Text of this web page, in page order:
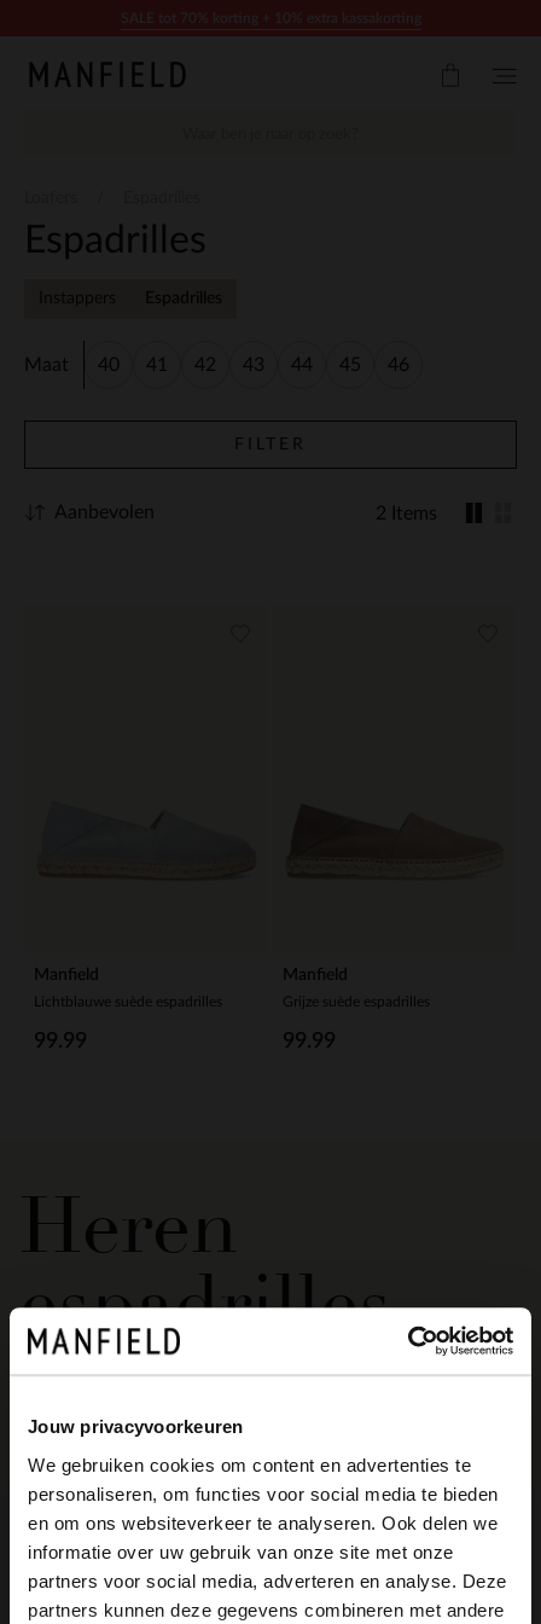
Jouw privacyvoorkeuren
We gebruiken cookies om content en advertenties te
personaliseren, om functies voor social media te bieden
en om ons websiteverkeer te analyseren. Ook delen we
informatie over uw gebruik van onze site met onze
partners voor social media, adverteren en analyse. Deze
partners kunnen deze gegevens combineren met andere
Espadrilles
Instappers Espadrilles
Maat 40 41 42 43 44 45 46
FILTER
2 Items
Aanbevolen
Manfield
Lichtblauwe suède espadrilles
99.99
Manfield
Grijze suède espadrilles
99.99
Heren
espadrilles
de espadrille zo geliefd maakt, is de eenvoudige instap. De
levensduur van deschoenenverlengd. Eén ding is zeker:
met een paar espadrilles creëer je de ultieme zomer look!
×
View this website in English?
It looks like your language isn't Dutch. Would